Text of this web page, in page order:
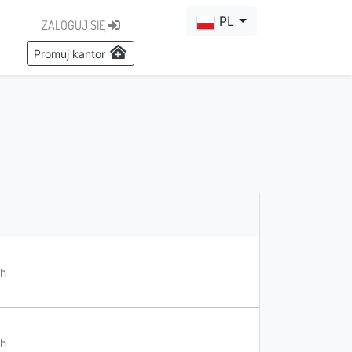
ZALOGUJ SIĘ
Promuj kantor
PL